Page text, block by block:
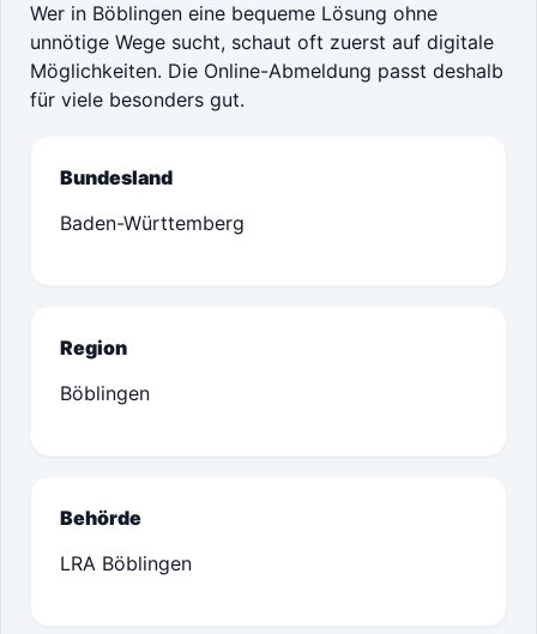
Wer in Böblingen eine bequeme Lösung ohne
unnötige Wege sucht, schaut oft zuerst auf digitale
Möglichkeiten. Die Online-Abmeldung passt deshalb
für viele besonders gut.
Bundesland
Baden-Württemberg
Region
Böblingen
Behörde
LRA Böblingen